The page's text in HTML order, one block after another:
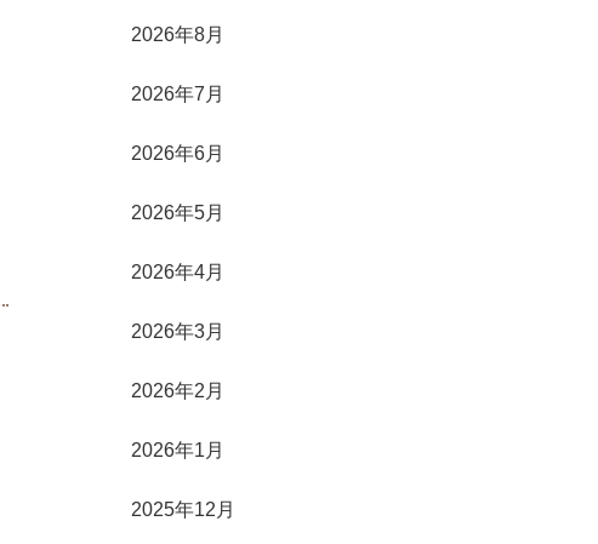
2026年8月
2026年7月
2026年6月
2026年5月
2026年4月
2026年3月
2026年2月
2026年1月
2025年12月